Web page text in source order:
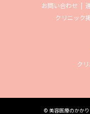
お問い合わせ
クリニック
ク
© 美容医療のかか